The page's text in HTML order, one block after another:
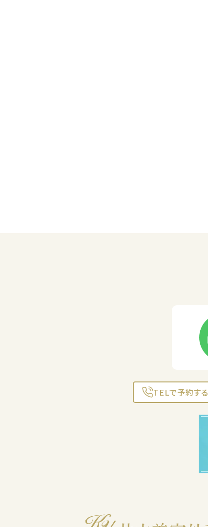
TELで予約する